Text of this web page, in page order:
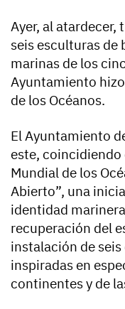
Ayer, al atardecer,
seis esculturas de
marinas de los
Ayuntamiento
de los Océanos.
El Ayuntamiento
este,
Mundial de los
Abierto”, una
identidad
recuperación del
instalación de
inspiradas en
continentes y de